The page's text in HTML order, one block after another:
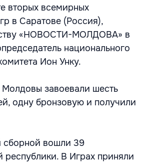
вторых всемирных
в Саратове (Россия),
«НОВОСТИ-МОЛДОВА» в
национального
Ион Унку.
Молдовы завоевали шесть
одну бронзовую и получили
сборной вошли 39
республики. В Играх приняли